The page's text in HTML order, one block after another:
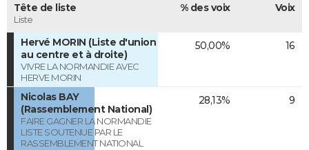
Tête de liste
Liste
% des voix Voix
Hervé MORIN (Liste d'union
au centre et à droite)
VIVRE LA NORMANDIE AVEC
HERVE MORIN
50,00% 16
Nicolas BAY
(Rassemblement National)
FAIRE GAGNER LA NORMANDIE
LISTE SOUTENUE PAR LE
RASSEMBLEMENT NATIONAL
28,13% 9